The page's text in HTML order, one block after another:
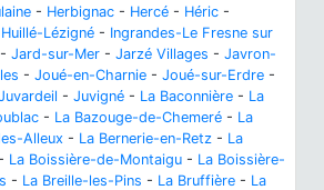
- Herbignac - Hercé - Héric -
Huillé-Lézigné - Ingrandes-Le Fresne sur
- Jard-sur-Mer - Jarzé Villages - Javron-
- Joué-en-Charnie - Joué-sur-Erdre -
- Juvigné - La Baconnière - La
- La Bazouge-de-Chemeré - La
Alleux - La Bernerie-en-Retz - La
- La Boissière-de-Montaigu - La Boissière-
- La Breille-les-Pins - La Bruffière - La